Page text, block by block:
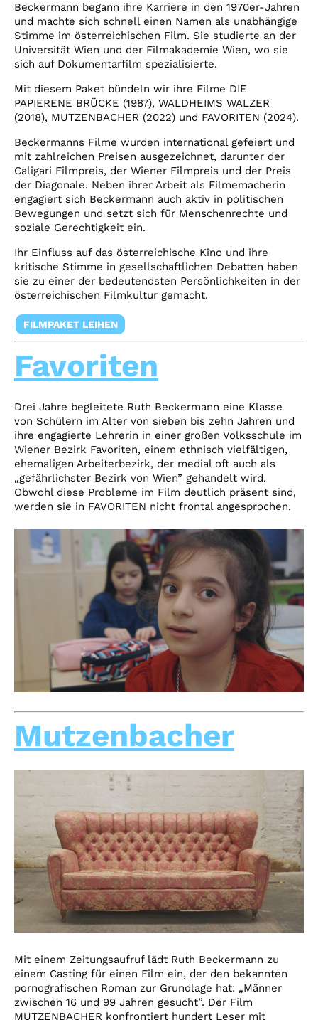
Beckermann begann ihre Karriere in den 1970er-Jahren
und machte sich schnell einen Namen als unabhängige
Stimme im österreichischen Film. Sie studierte an der
Universität Wien und der Filmakademie Wien, wo sie
sich auf Dokumentarfilm spezialisierte.
Mit diesem Paket bündeln wir ihre Filme DIE
PAPIERENE BRÜCKE (1987), WALDHEIMS WALZER
(2018), MUTZENBACHER (2022) und FAVORITEN (2024).
Beckermanns Filme wurden international gefeiert und
mit zahlreichen Preisen ausgezeichnet, darunter der
Caligari Filmpreis, der Wiener Filmpreis und der Preis
der Diagonale. Neben ihrer Arbeit als Filmemacherin
engagiert sich Beckermann auch aktiv in politischen
Bewegungen und setzt sich für Menschenrechte und
soziale Gerechtigkeit ein.
Ihr Einfluss auf das österreichische Kino und ihre
kritische Stimme in gesellschaftlichen Debatten haben
sie zu einer der bedeutendsten Persönlichkeiten in der
österreichischen Filmkultur gemacht.
FILMPAKET LEIHEN
Favoriten
Drei Jahre begleitete Ruth Beckermann eine Klasse
von Schülern im Alter von sieben bis zehn Jahren und
ihre engagierte Lehrerin in einer großen Volksschule im
Wiener Bezirk Favoriten, einem ethnisch vielfältigen,
ehemaligen Arbeiterbezirk, der medial oft auch als
„gefährlichster Bezirk von Wien” gehandelt wird.
Obwohl diese Probleme im Film deutlich präsent sind,
werden sie in FAVORITEN nicht frontal angesprochen.
Mutzenbacher
Mit einem Zeitungsaufruf lädt Ruth Beckermann zu
einem Casting für einen Film ein, der den bekannten
pornografischen Roman zur Grundlage hat: „Männer
zwischen 16 und 99 Jahren gesucht”. Der Film
MUTZENBACHER konfrontiert hundert Leser mit